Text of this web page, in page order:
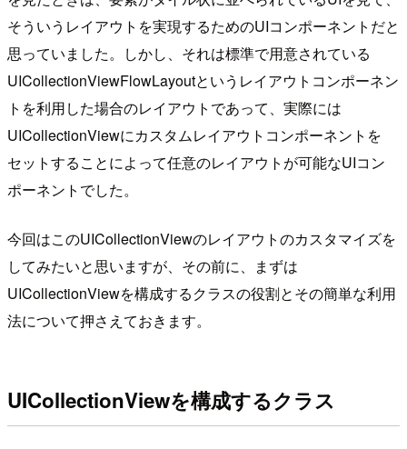
そういうレイアウトを実現するためのUIコンポーネントだと
思っていました。しかし、それは標準で用意されている
UICollectionViewFlowLayoutというレイアウトコンポーネン
トを利用した場合のレイアウトであって、実際には
UICollectionViewにカスタムレイアウトコンポーネントを
セットすることによって任意のレイアウトが可能なUIコン
ポーネントでした。
今回はこのUICollectionViewのレイアウトのカスタマイズを
してみたいと思いますが、その前に、まずは
UICollectionViewを構成するクラスの役割とその簡単な利用
法について押さえておきます。
UICollectionViewを構成するクラス